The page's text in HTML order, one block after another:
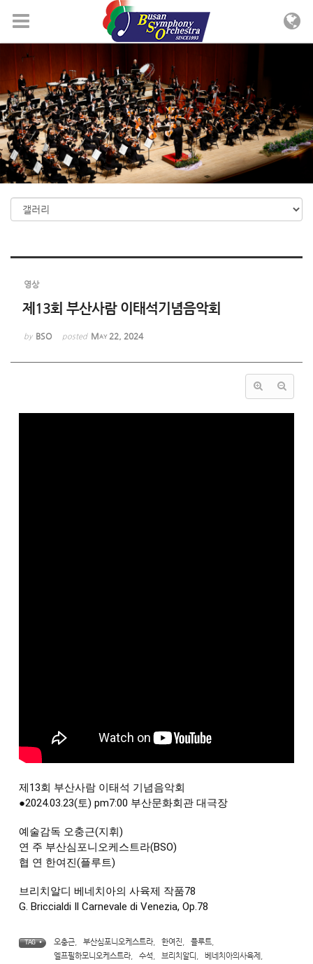
메뉴 건너뛰기
영상
제13회 부산사람 이태석기념음악회
by BSO posted May 22, 2024
제13회 부산사람 이태석 기념음악회
●2024.03.23(토) pm7:00 부산문화회관 대극장
예술감독 오충근(지휘)
연 주 부산심포니오케스트라(BSO)
협 연 한여진(플루트)
브리치알디 베네치아의 사육제 작품78
G. Briccialdi Il Carnevale di Venezia, Op.78
TAG • 오충근 부산심포니오케스트라, 한여진 플루트
엘프필하모니오케스트라, 수석 브리치알디 베네치아의사육제